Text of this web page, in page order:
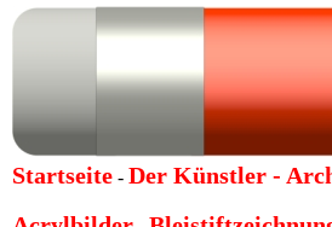
Startseite - Der Künstler -